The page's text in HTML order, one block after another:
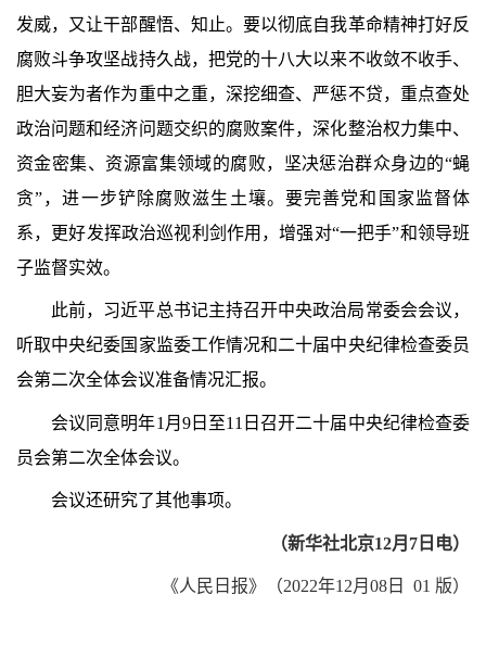
发威，又让干部醒悟、知止。要以彻底自我革命精神打好反
腐败斗争攻坚战持久战，把党的十八大以来不收敛不收手、
胆大妄为者作为重中之重，深挖细查、严惩不贷，重点查处
政治问题和经济问题交织的腐败案件，深化整治权力集中、
资金密集、资源富集领域的腐败，坚决惩治群众身边的“蝇
贪”，进一步铲除腐败滋生土壤。要完善党和国家监督体
系，更好发挥政治巡视利剑作用，增强对“一把手”和领导班
子监督实效。
此前，习近平总书记主持召开中央政治局常委会会议，
听取中央纪委国家监委工作情况和二十届中央纪律检查委员
会第二次全体会议准备情况汇报。
会议同意明年1 月 9日至11 日召开二十届中央纪律检查委
员会第二次全体会议。
会议还研究了其他事项。
（新华社北京12月 7 日电）
《人民日报》（2022年12月 08 日 01 版）